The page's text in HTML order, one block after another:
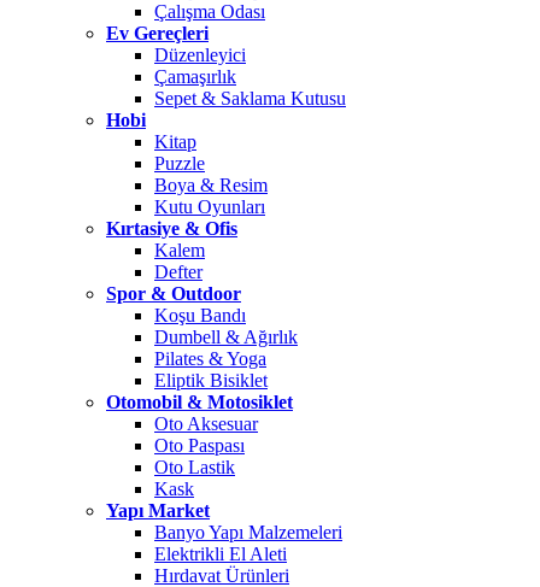
Çalışma Odası
Ev Gereçleri
Düzenleyici
Çamaşırlık
Sepet & Saklama Kutusu
Hobi
Kitap
Puzzle
Boya & Resim
Kutu Oyunları
Kırtasiye & Ofis
Kalem
Defter
Spor & Outdoor
Koşu Bandı
Dumbell & Ağırlık
Pilates & Yoga
Eliptik Bisiklet
Otomobil & Motosiklet
Oto Aksesuar
Oto Paspası
Oto Lastik
Kask
Yapı Market
Banyo Yapı Malzemeleri
Elektrikli El Aleti
Hırdavat Ürünleri